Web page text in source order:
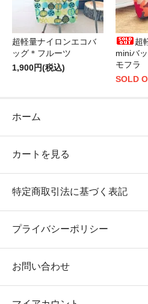
超軽量ナイロンエコバ
ッグ＊フルーツ
1,900円(税込)
超
miniバ
モフラ
SOLD
ホーム
カートを見る
特定商取引法に基づく表記
プライバシーポリシー
お問い合わせ